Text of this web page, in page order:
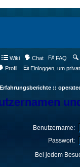
Wiki Chat FAQ
Profil
Einloggen, um
::
Benutzername:
Passwort:
Bei jedem